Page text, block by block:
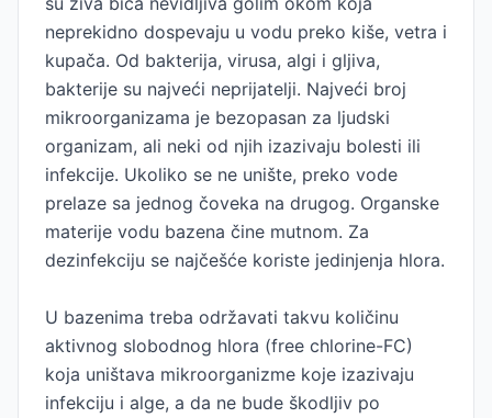
neprekidno dospevaju u vodu preko kiše, vetra i
kupača. Od bakterija, virusa, algi i gljiva,
bakterije su najveći neprijatelji. Najveći broj
mikroorganizama je bezopasan za ljudski
organizam, ali neki od njih izazivaju bolesti ili
infekcije. Ukoliko se ne unište, preko vode
prelaze sa jednog čoveka na drugog. Organske
materije vodu bazena čine mutnom. Za
dezinfekciju se najčešće koriste jedinjenja hlora.
U bazenima treba održavati takvu količinu
aktivnog slobodnog hlora (free chlorine-FC)
koja uništava mikroorganizme koje izazivaju
infekciju i alge, a da ne bude škodljiv po